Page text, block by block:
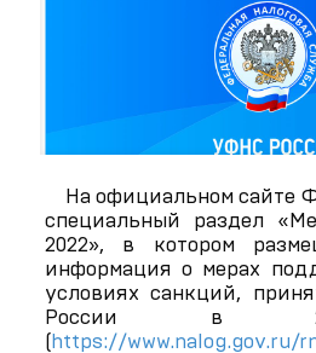
На официальном сайте
специальный раздел
2022», в котором
информация о мерах
условиях санкций,
России в
(https://www.nalog.gov.ru/